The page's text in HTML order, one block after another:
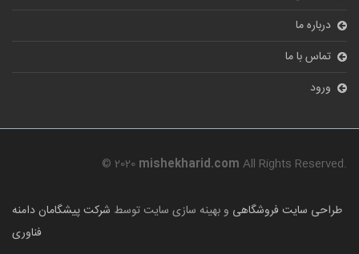
درباره ما
تماس با ما
ورود
© 2020 mishekharid.com All Rights Reserved.
طراحی سایت فروشگاهی و بهینه سازی سایت توسط شرکت پیشگامان دامنه
فناوری